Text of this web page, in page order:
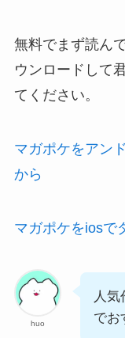
無料でまず読ん
ウンロードして
てください。
マガポケをアン
から
マガポケをiosで
huo
人
でお